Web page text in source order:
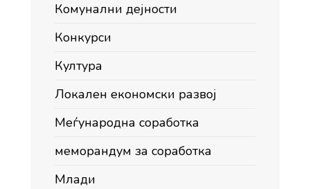
Комунални дејности
Конкурси
Култура
Локален економски развој
Меѓународна соработка
меморандум за соработка
Млади